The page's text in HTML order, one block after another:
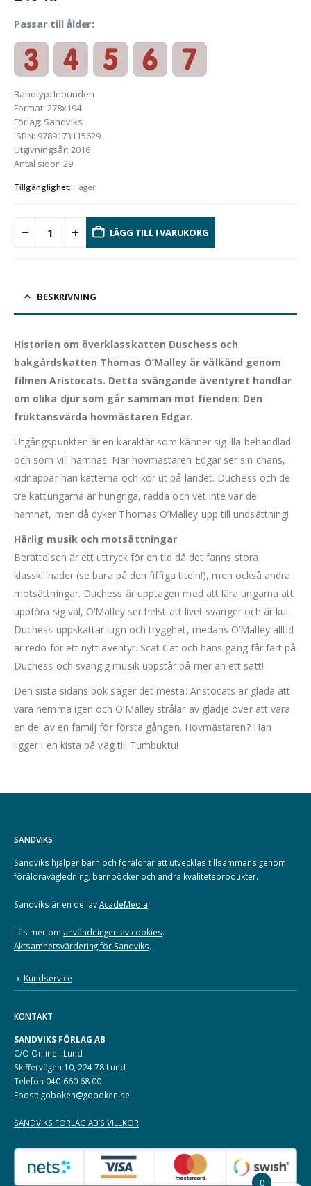
Passar till ålder:
Bandtyp: Inbunden
Format: 278x194
Förlag: Sandviks
ISBN: 9789173115629
Utgivningsår: 2016
Antal sidor: 29
Tillgänglighet: I lager
LÄGG TILL I VARUKORG
BESKRIVNING
Historien om överklasskatten Duschess och
bakgårdskatten Thomas O’Malley är välkänd genom
filmen Aristocats. Detta svängande äventyret handlar
om olika djur som går samman mot fienden: Den
fruktansvärda hovmästaren Edgar.
Utgångspunkten är en karaktär som känner sig illa behandlad
och som vill hämnas: När hovmästaren Edgar ser sin chans,
kidnappar han katterna och kör ut på landet. Duchess och de
tre kattungarna är hungriga, rädda och vet inte var de
hamnat, men då dyker Thomas O’Malley upp till undsättning!
Härlig musik och motsättningar
Berättelsen är ett uttryck för en tid då det fanns stora
klasskillnader (se bara på den fiffiga titeln!), men också andra
motsättningar. Duchess är upptagen med att lära ungarna att
uppföra sig väl, O’Malley ser helst att livet svänger och är kul.
Duchess uppskattar lugn och trygghet, medans O’Malley alltid
är redo för ett nytt äventyr. Scat Cat och hans gäng får fart på
Duchess och svängig musik uppstår på mer än ett sätt!
Den sista sidans bok säger det mesta: Aristocats är glada att
vara hemma igen och O’Malley strålar av glädje över att vara
en del av en familj för första gången. Hovmästaren? Han
ligger i en kista på väg till Tumbuktu!
SANDVIKS
Sandviks hjälper barn och föräldrar att utvecklas tillsammans genom
föräldravägledning, barnböcker och andra kvalitetsprodukter.
Sandviks är en del avAcadeMedia.
Läs mer om användningen av cookies.
Aktsamhetsvärdering för Sandviks.
Kundservice
KONTAKT
SANDVIKS FÖRLAG AB
C/O Online i Lund
Skiffervägen 10, 224 78 Lund
Telefon 040-660 68 00
Epost: goboken@goboken.se
SANDVIKS FÖRLAG AB’S VILLKOR
0